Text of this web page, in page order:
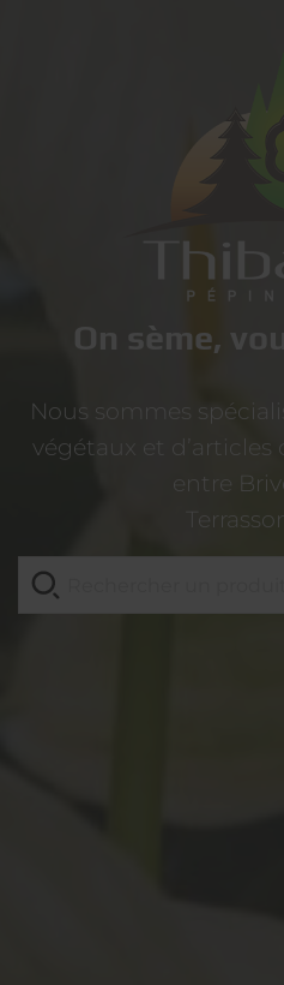
On sème,
Nous sommes
végétaux et d’articles
entre